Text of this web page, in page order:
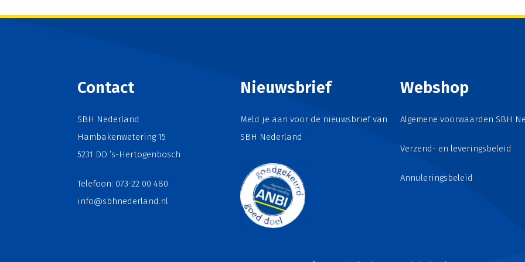
Contact
SBH Nederland
Hambakenwetering 15
5231 DD ’s-Hertogenbosch
Telefoon: 073-22 00 480
info@sbhnederland.nl
Nieuwsbrief
Meld je aan voor de nieuwsbrief van
SBH Nederland
Webshop
Algemene voorwaarden SBH
Verzend- en leveringsbeleid
Annuleringsbeleid